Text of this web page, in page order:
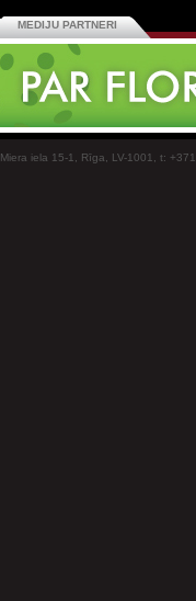
MEDIJU PARTNERI
Miera iela 15-1, Rīga, LV-1001, t: